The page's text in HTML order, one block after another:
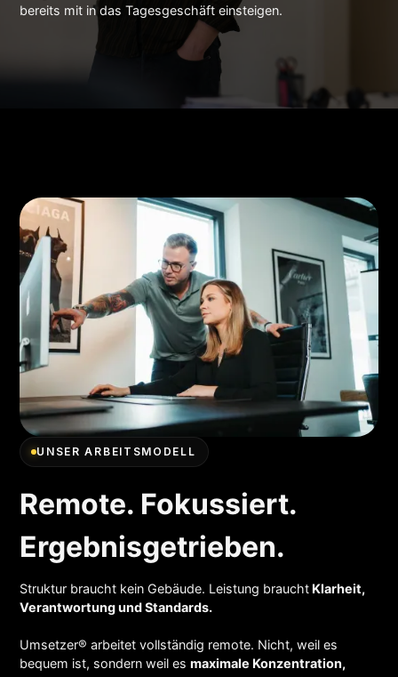
bereits mit in das Tagesgeschäft einsteigen.
UNSER ARBEITSMODELL
Remote. Fokussiert.
Ergebnisgetrieben.
Struktur braucht kein Gebäude. Leistung braucht Klarheit,
Verantwortung und Standards.
Umsetzer® arbeitet vollständig remote. Nicht, weil es
bequem ist, sondern weil esmaximale Konzentration,